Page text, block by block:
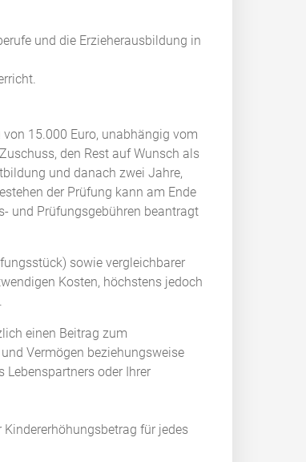
und die Erzieherausbildung in
15.000 Euro, unabhängig vom
den Rest auf Wunsch als
und danach zwei Jahre,
der Prüfung kann am Ende
und Prüfungsgebühren beantragt
sowie vergleichbarer
Kosten, höchstens jedoch
einen Beitrag zum
Vermögen beziehungsweise
Lebenspartners oder Ihrer
Kindererhöhungsbetrag für jedes